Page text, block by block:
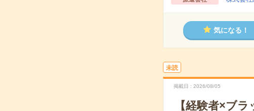
気になる！
未読
掲載日 2026/08/05
【経験者×ブ